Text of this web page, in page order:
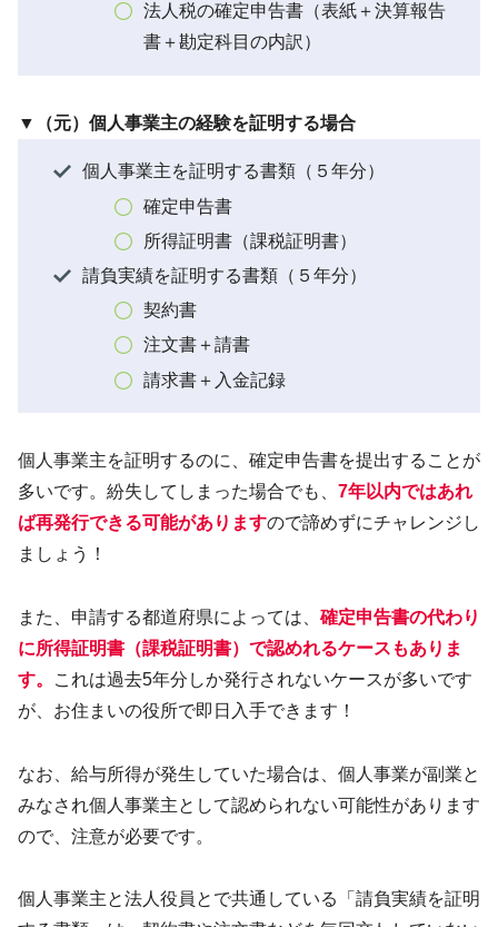
法人税の確定申告書（表紙＋決算報告
書＋勘定科目の内訳）
▼（元）個人事業主の経験を証明する場合
個人事業主を証明する書類（５年分）
確定申告書
所得証明書（課税証明書）
請負実績を証明する書類（５年分）
契約書
注文書＋請書
請求書＋入金記録
個人事業主を証明するのに、確定申告書を提出することが
多いです。紛失してしまった場合でも、 7年以内ではあれ
ば再発行できる可能がありますので諦めずにチャレンジし
ましょう！
また、申請する都道府県によっては、 確定申告書の代わり
に所得証明書（課税証明書）で認めれるケースもありま
す。
これは過去5年分しか発行されないケースが多いです
が、お住まいの役所で即日入手できます！
なお、給与所得が発生していた場合は、個人事業が副業と
みなされ個人事業主として認められない可能性があります
ので、注意が必要です。
個人事業主と法人役員とで共通している「請負実績を証明